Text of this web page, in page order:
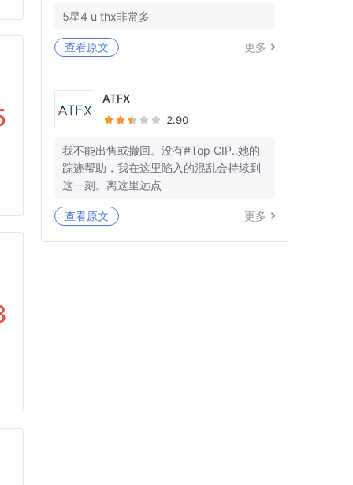
阿比谢克
5星4 u thx非常多
查看原文 更多
ATFX
2.90
我不能出售或撤回。没有#Top CIP..她的
踪迹帮助，我在这里陷入的混乱会持续到
这一刻。离这里远点
查看原文 更多